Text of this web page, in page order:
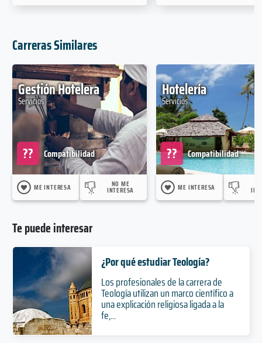
Carreras Similares
Gestión Hotelera
Servicios
Compatibilidad
??
ME INTERESA NO ME
INTERESA
Hotelería
Servicios
Compatibilidad
??
ME INTERESA
Te puede interesar
¿Por qué estudiar Teología?
Los profesionales de la carrera de
Teología utilizan un marco científico a
una explicación religiosa ligada a la
fe,...